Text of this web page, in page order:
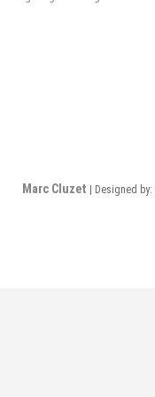
de
Marc Cluzet | Designed by: